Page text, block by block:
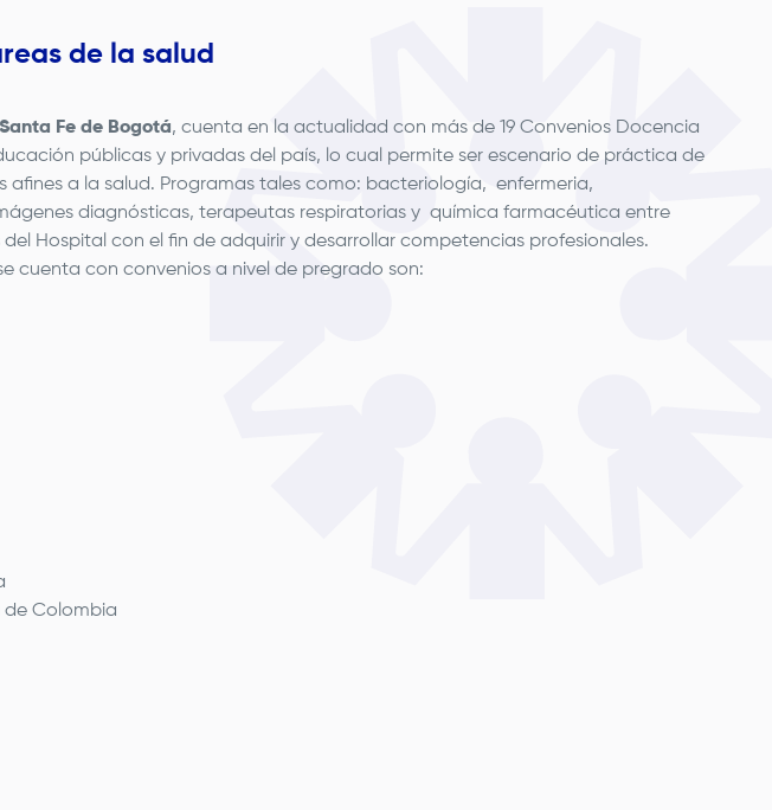
de la salud
Fe de Bogotá, cuenta en la actualidad con más de 19 Convenios Docencia
públicas y privadas del país, lo cual permite ser escenario de práctica de
a la salud. Programas tales como: bacteriología, enfermeria,
diagnósticas, terapeutas respiratorias y química farmacéutica entre
Hospital con el fin de adquirir y desarrollar competencias profesionales.
cuenta con convenios a nivel de pregrado son:
de Colombia